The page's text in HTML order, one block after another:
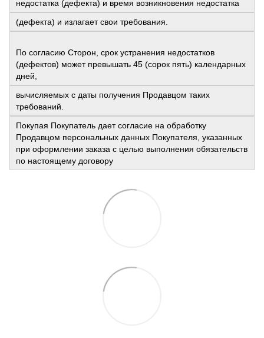
недостатка (дефекта) и время возникновения недостатка
(дефекта) и излагает свои требования.
По согласию Сторон, срок устранения недостатков
(дефектов) может превышать 45 (сорок пять) календарных
дней,
вычисляемых с даты получения Продавцом таких
требований.
Покупая Покупатель дает согласие на обработку
Продавцом персональных данных Покупателя, указанных
при оформлении заказа с целью выполнения обязательств
по настоящему договору